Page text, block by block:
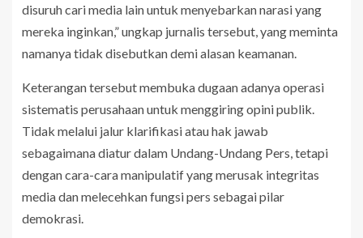
disuruh cari media lain untuk menyebarkan narasi yang
mereka inginkan,” ungkap jurnalis tersebut, yang meminta
namanya tidak disebutkan demi alasan keamanan.
Keterangan tersebut membuka dugaan adanya operasi
sistematis perusahaan untuk menggiring opini publik.
Tidak melalui jalur klarifikasi atau hak jawab
sebagaimana diatur dalam Undang-Undang Pers, tetapi
dengan cara-cara manipulatif yang merusak integritas
media dan melecehkan fungsi pers sebagai pilar
demokrasi.